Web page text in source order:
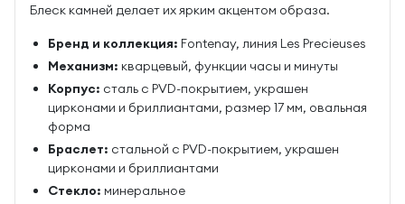
Блеск камней делает их ярким акцентом образа.
Бренд и коллекция: Fontenay, линия Les Precieuses
Механизм: кварцевый, функции часы и минуты
Корпус: сталь с PVD-покрытием, украшен
цирконами и бриллиантами, размер 17 мм, овальная
форма
Браслет: стальной с PVD-покрытием, украшен
цирконами и бриллиантами
Стекло: минеральное